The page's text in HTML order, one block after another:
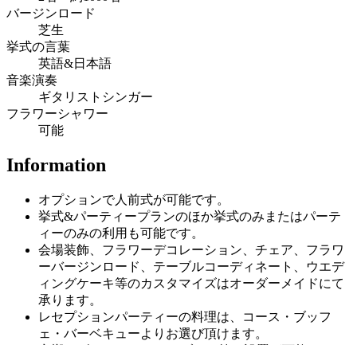
バージンロード
芝生
挙式の言葉
英語&日本語
音楽演奏
ギタリストシンガー
フラワーシャワー
可能
Information
オプションで人前式が可能です。
挙式&パーティープランのほか挙式のみまたはパーテ
ィーのみの利用も可能です。
会場装飾、フラワーデコレーション、チェア、フラワ
ーバージンロード、テーブルコーディネート、ウエデ
ィングケーキ等のカスタマイズはオーダーメイドにて
承ります。
レセプションパーティーの料理は、コース・ブッフ
ェ・バーベキューよりお選び頂けます。